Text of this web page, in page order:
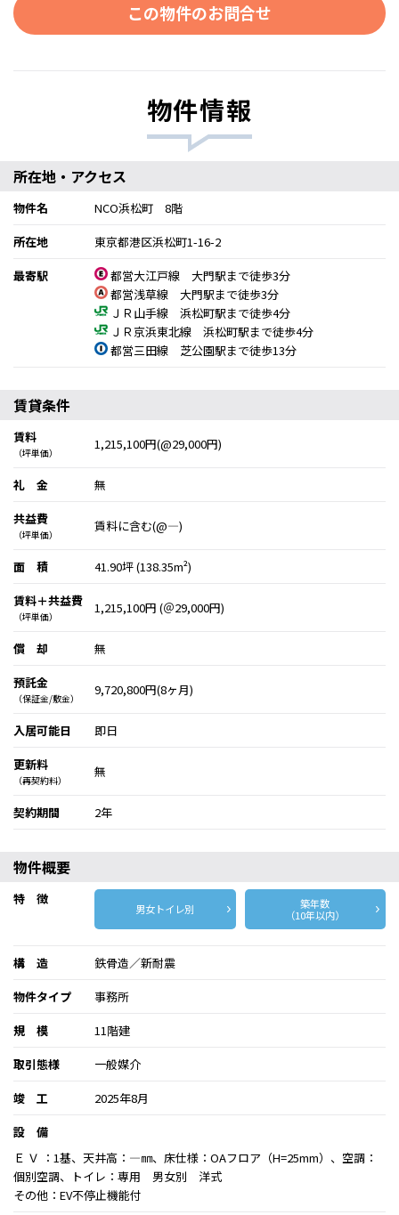
この物件のお問合せ
物件情報
所在地・アクセス
物件名
NCO浜松町 8階
所在地
東京都港区浜松町1-16-2
最寄駅
都営大江戸線 大門駅まで徒歩3分
都営浅草線 大門駅まで徒歩3分
ＪＲ山手線 浜松町駅まで徒歩4分
ＪＲ京浜東北線 浜松町駅まで徒歩4分
都営三田線 芝公園駅まで徒歩13分
賃貸条件
賃料
（坪単価）
1,215,100円(@29,000円)
礼 金
無
共益費
（坪単価）
賃料に含む(@―)
面 積
41.90坪 (138.35m²)
賃料＋共益費
（坪単価）
1,215,100円 (＠29,000円)
償 却
無
預託金
（保証金/敷金）
9,720,800円(8ヶ月)
入居可能日
即日
更新料
（再契約料）
無
契約期間 2年
物件概要
特 徴
男女トイレ別
築年数
（10年以内）
構 造
鉄骨造／新耐震
物件タイプ
事務所
規 模
11階建
取引態様
一般媒介
竣 工
2025年8月
設 備
Ｅ Ｖ ：1基、天井高：―㎜、床仕様：OAフロア（H=25mm）、空調：
個別空調、トイレ：専用 男女別 洋式
その他：EV不停止機能付